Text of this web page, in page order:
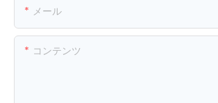
メール
コンテンツ